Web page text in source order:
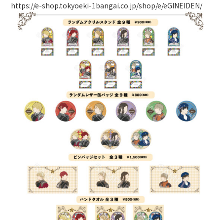
https://e-shop.tokyoeki-1bangai.co.jp/shop/e/eGINEIDEN/